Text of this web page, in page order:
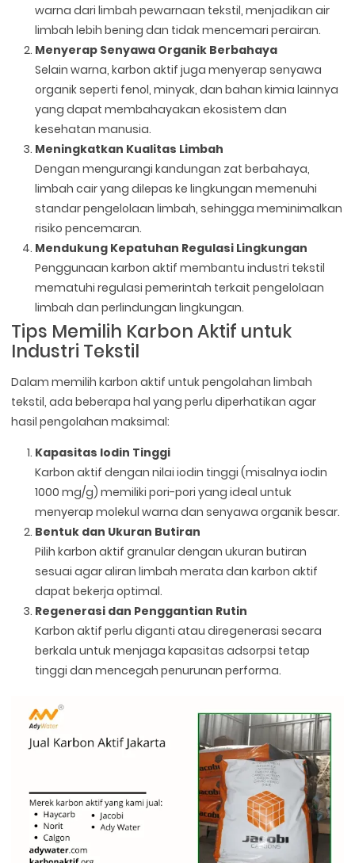
warna dari limbah pewarnaan tekstil, menjadikan air
limbah lebih bening dan tidak mencemari perairan.
Menyerap Senyawa Organik Berbahaya
Selain warna, karbon aktif juga menyerap senyawa
organik seperti fenol, minyak, dan bahan kimia lainnya
yang dapat membahayakan ekosistem dan
kesehatan manusia.
Meningkatkan Kualitas Limbah
Dengan mengurangi kandungan zat berbahaya,
limbah cair yang dilepas ke lingkungan memenuhi
standar pengelolaan limbah, sehingga meminimalkan
risiko pencemaran.
Mendukung Kepatuhan Regulasi Lingkungan
Penggunaan karbon aktif membantu industri tekstil
mematuhi regulasi pemerintah terkait pengelolaan
limbah dan perlindungan lingkungan.
Tips Memilih Karbon Aktif untuk
Industri Tekstil
Dalam memilih karbon aktif untuk pengolahan limbah
tekstil, ada beberapa hal yang perlu diperhatikan agar
hasil pengolahan maksimal:
Kapasitas Iodin Tinggi
Karbon aktif dengan nilai iodin tinggi (misalnya iodin
1000 mg/g) memiliki pori-pori yang ideal untuk
menyerap molekul warna dan senyawa organik besar.
Bentuk dan Ukuran Butiran
Pilih karbon aktif granular dengan ukuran butiran
sesuai agar aliran limbah merata dan karbon aktif
dapat bekerja optimal.
Regenerasi dan Penggantian Rutin
Karbon aktif perlu diganti atau diregenerasi secara
berkala untuk menjaga kapasitas adsorpsi tetap
tinggi dan mencegah penurunan performa.